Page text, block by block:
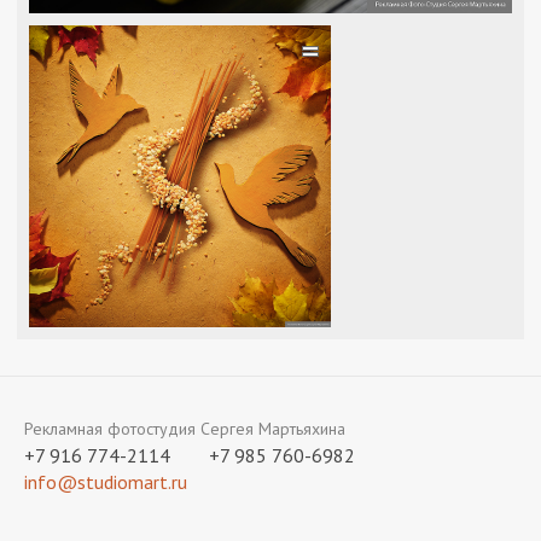
=
Рекламная фотостудия Сергея Мартьяхина
+7 916 774-2114
+7 985 760-6982
info@studiomart.ru